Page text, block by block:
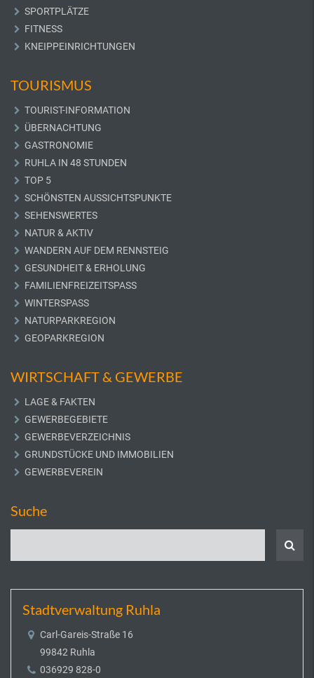
SPORTPLÄTZE
FITNESS
KNEIPPEINRICHTUNGEN
TOURISMUS
TOURIST-INFORMATION
ÜBERNACHTUNG
GASTRONOMIE
RUHLA IN 48 STUNDEN
TOP 5
SCHÖNSTEN AUSSICHTSPUNKTE
SEHENSWERTES
NATUR & AKTIV
WANDERN AUF DEM RENNSTEIG
GESUNDHEIT & ERHOLUNG
FAMILIENFREIZEITSPASS
WINTERSPASS
NATURPARKREGION
GEOPARKREGION
WIRTSCHAFT & GEWERBE
LAGE & FAKTEN
GEWERBEGEBIETE
GEWERBEVERZEICHNIS
GRUNDSTÜCKE UND IMMOBILIEN
GEWERBEVEREIN
Suche
Stadtverwaltung Ruhla
Carl-Gareis-Straße 16
99842 Ruhla
036929 828-0